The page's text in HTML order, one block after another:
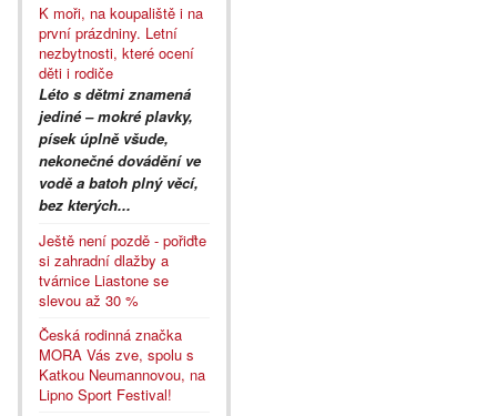
K moři, na koupaliště i na
první prázdniny. Letní
nezbytnosti, které ocení
děti i rodiče
Léto s dětmi znamená
jediné – mokré plavky,
písek úplně všude,
nekonečné dovádění ve
vodě a batoh plný věcí,
bez kterých...
Ještě není pozdě - pořiďte
si zahradní dlažby a
tvárnice Liastone se
slevou až 30 %
Česká rodinná značka
MORA Vás zve, spolu s
Katkou Neumannovou, na
Lipno Sport Festival!